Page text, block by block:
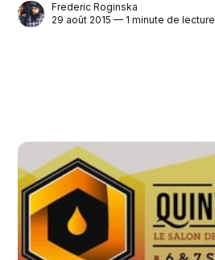
Frederic Roginska
29 août 2015 — 1 minute de lecture